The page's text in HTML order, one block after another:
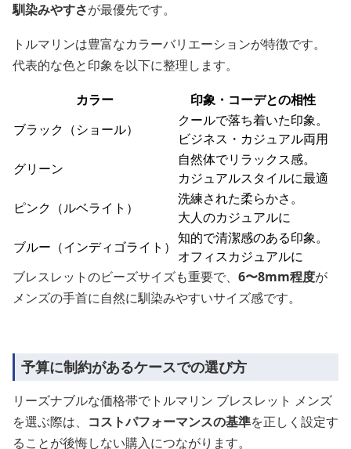
馴染みやすさが最優先です。
トルマリンは豊富なカラーバリエーションが特徴です。
代表的な色と印象を以下に整理します。
カラー
印象・コーデとの相性
ブラック（ショール）
クールで落ち着いた印象。
ビジネス・カジュアル両用
グリーン
自然体でリラックス感。
カジュアルスタイルに最適
ピンク（ルベライト）
洗練された柔らかさ。
大人のカジュアルに
ブルー（インディゴライト）
知的で清潔感のある印象。
オフィスカジュアルに
ブレスレットのビーズサイズも重要で、 6〜8mm程度が
メンズの手首に自然に馴染みやすいサイズ感です。
予算に制約があるケースでの選び方
リーズナブルな価格帯でトルマリン ブレスレット メンズ
を選ぶ際は、 コストパフォーマンスの基準を正しく設定す
ることが後悔しない購入につながります。